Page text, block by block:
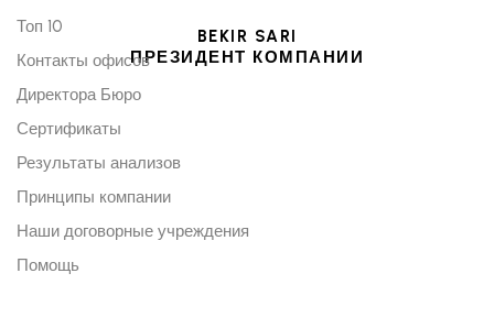
BEKIR SARI
ПРЕЗИДЕНТ КОМПАНИИ
Топ 10
Контакты офисов
Директора Бюро
Сертификаты
Результаты анализов
Принципы компании
Наши договорные учреждения
Помощь